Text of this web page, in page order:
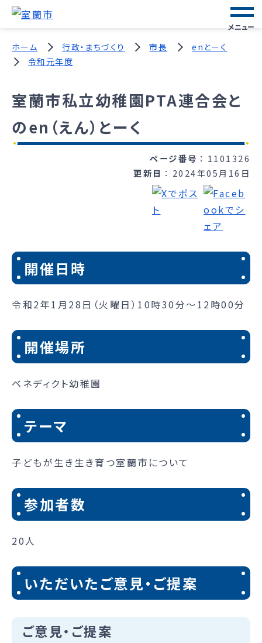
メニュー
ホーム 行政・まちづくり 市長
enとーく
令和元年度
室蘭市私立幼稚園PTA連合会と
のen（えん）とーく
ページ番号
1101326
更新日
2024年05月16日
開催日時
令和2年1月28日（火曜日）10時30分～12時00分
開催場所
ベネディクト幼稚園
テーマ
子どもが生き生き育つ室蘭市について
参加者数
20人
いただいたご意見・ご提案
ご意見・ご提案